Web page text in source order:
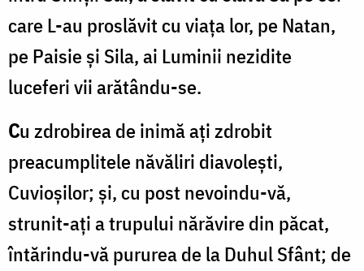
care L-au proslăvit cu viața lor, pe Natan,
pe Paisie și Sila, ai Luminii nezidite
luceferi vii arătându-se.
Cu zdrobirea de inimă aţi zdrobit
preacumplitele năvăliri diavoleşti,
Cuvioşilor; şi, cu post nevoindu-vă,
strunit-aţi a trupului nărăvire din păcat,
întărindu-vă pururea de la Duhul Sfânt; de